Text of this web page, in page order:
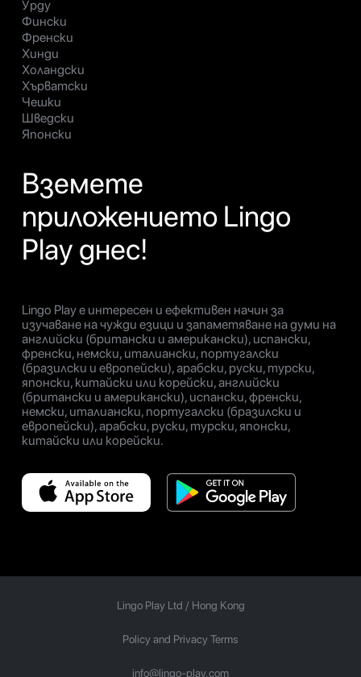
Урду
Фински
Френски
Хинди
Холандски
Хърватски
Чешки
Шведски
Японски
Вземете
приложението Lingo
Play днес!
Lingo Play е интересен и ефективен начин за
изучаване на чужди езици и запаметяване на думи на
английски (британски и американски), испански,
френски, немски, италиански, португалски
(бразилски и европейски), арабски, руски, турски,
японски, китайски или корейски, английски
(британски и американски), испански, френски,
немски, италиански, португалски (бразилски и
европейски), арабски, руски, турски, японски,
китайски или корейски.
Lingo Play Ltd / Hong Kong
Policy and Privacy Terms
info@lingo-play.com